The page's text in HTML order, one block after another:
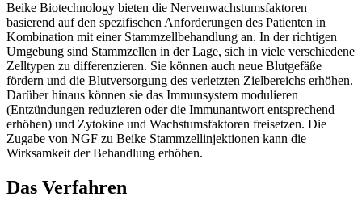
Beike Biotechnology bieten die Nervenwachstumsfaktoren
basierend auf den spezifischen Anforderungen des Patienten in
Kombination mit einer Stammzellbehandlung an. In der richtigen
Umgebung sind Stammzellen in der Lage, sich in viele verschiedene
Zelltypen zu differenzieren. Sie können auch neue Blutgefäße
fördern und die Blutversorgung des verletzten Zielbereichs erhöhen.
Darüber hinaus können sie das Immunsystem modulieren
(Entzündungen reduzieren oder die Immunantwort entsprechend
erhöhen) und Zytokine und Wachstumsfaktoren freisetzen. Die
Zugabe von NGF zu Beike Stammzellinjektionen kann die
Wirksamkeit der Behandlung erhöhen.
Das Verfahren